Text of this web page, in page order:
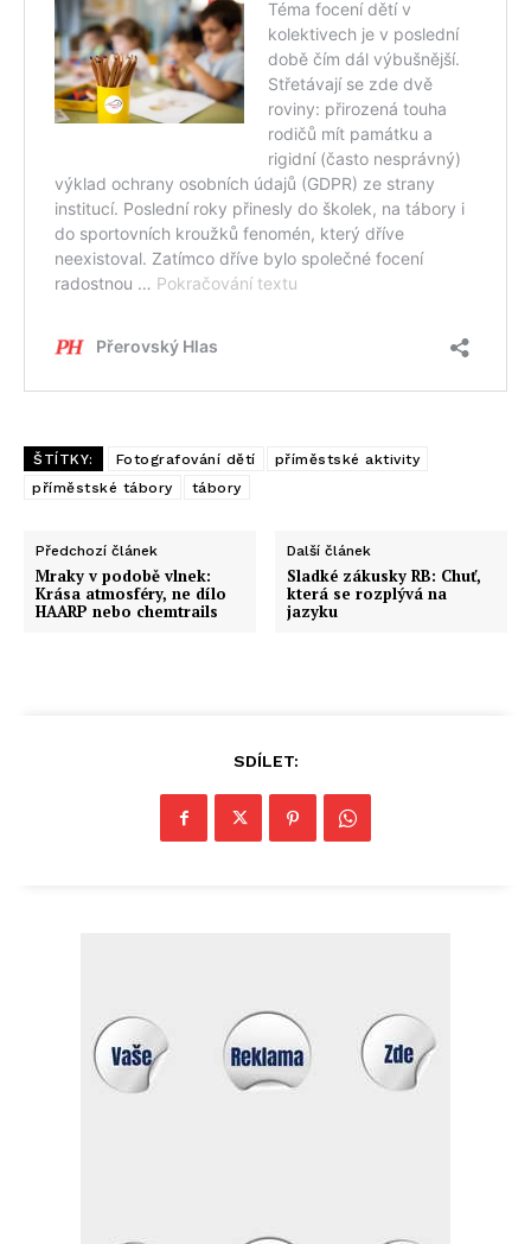
ŠTÍTKY: Fotografování dětí
příměstské aktivity
příměstské tábory
tábory
Předchozí článek
Mraky v podobě vlnek:
Krása atmosféry, ne dílo
HAARP nebo chemtrails
Další článek
Sladké zákusky RB: Chuť,
která se rozplývá na
jazyku
SDÍLET: